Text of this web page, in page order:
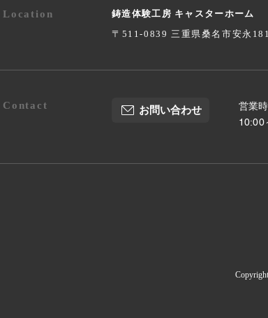
Location
鋳造体験工房 キャスターホーム
〒511-0839 三重県桑名市安永
Contact お問い合わせ
営業
10:00